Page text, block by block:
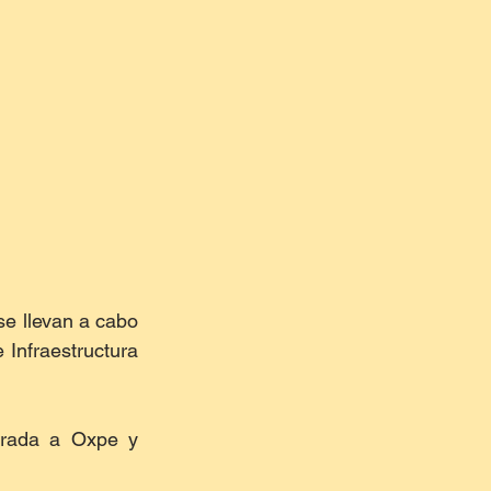
llevan a cabo
Infraestructura
a Oxpe y